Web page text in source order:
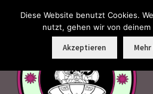
Zur
Navigation
Zum
Diese Website benutzt Cookies.
nutzt, gehen wir von deinem
Akzeptieren